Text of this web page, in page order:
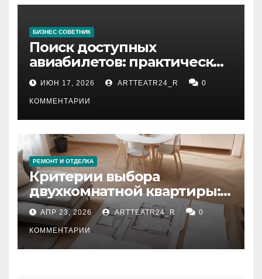
БИЗНЕС СОВЕТНИК
Поиск доступных
авиабилетов: практические
рекомендации
ИЮН 17, 2026 ARTTEATR24_R 0
КОММЕНТАРИИ
РЕМОНТ И ОТДЕЛКА
Критерии выбора
двухкомнатной квартиры:
планировка, площадь,
состояние и документация
АПР 23, 2026 ARTTEATR24_R 0
КОММЕНТАРИИ